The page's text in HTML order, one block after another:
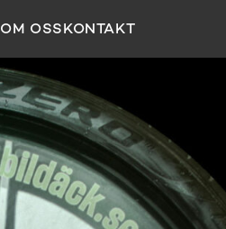
OM OSSKONTAKT